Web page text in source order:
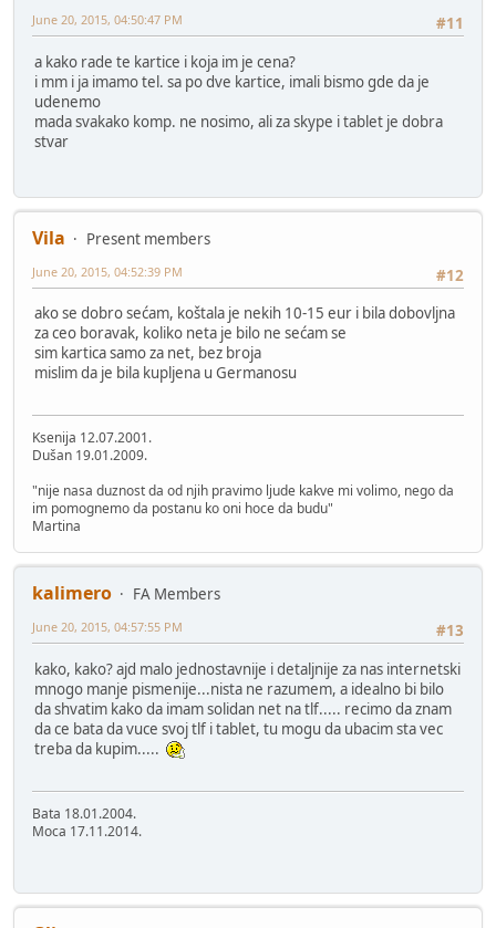
#11
June 20, 2015, 04:50:47 PM
a kako rade te kartice i koja im je cena?
i mm i ja imamo tel. sa po dve kartice, imali bismo gde da je
udenemo
mada svakako komp. ne nosimo, ali za skype i tablet je dobra
stvar
Vila
Present members
#12
June 20, 2015, 04:52:39 PM
ako se dobro sećam, koštala je nekih 10-15 eur i bila dobovljna
za ceo boravak, koliko neta je bilo ne sećam se
sim kartica samo za net, bez broja
mislim da je bila kupljena u Germanosu
Ksenija 12.07.2001.
Dušan 19.01.2009.
"nije nasa duznost da od njih pravimo ljude kakve mi volimo, nego da
im pomognemo da postanu ko oni hoce da budu"
Martina
kalimero
FA Members
#13
June 20, 2015, 04:57:55 PM
kako, kako? ajd malo jednostavnije i detaljnije za nas internetski
mnogo manje pismenije...nista ne razumem, a idealno bi bilo
da shvatim kako da imam solidan net na tlf..... recimo da znam
da ce bata da vuce svoj tlf i tablet, tu mogu da ubacim sta vec
treba da kupim.....
Bata 18.01.2004.
Moca 17.11.2014.